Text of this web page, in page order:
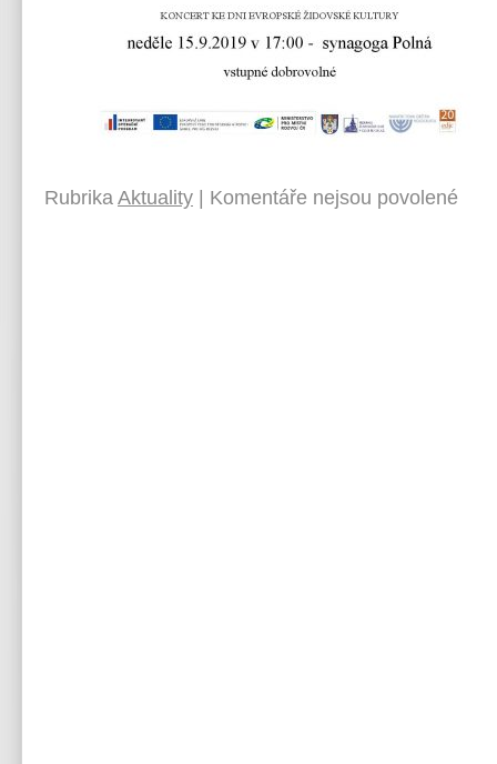
Rubrika Aktuality Komentáře nejsou povolené